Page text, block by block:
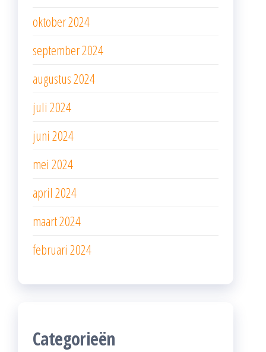
oktober 2024
september 2024
augustus 2024
juli 2024
juni 2024
mei 2024
april 2024
maart 2024
februari 2024
Categorieën